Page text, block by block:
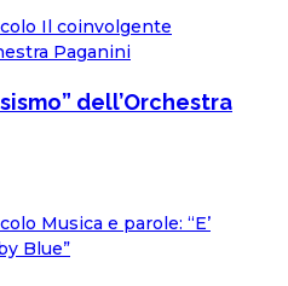
dell’Orchestra